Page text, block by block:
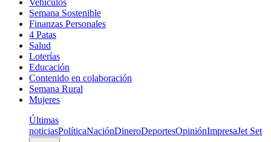
Semana Sostenible
Finanzas Personales
4 Patas
Salud
Loterías
Educación
Contenido en colaboración
Semana Rural
Mujeres
Últimas
noticiasPolíticaNaciónDineroDeportesOpiniónImpresaJet Set